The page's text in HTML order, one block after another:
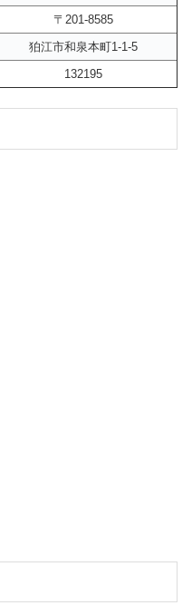
〒201-8585
狛江市和泉本町1-1-5
132195